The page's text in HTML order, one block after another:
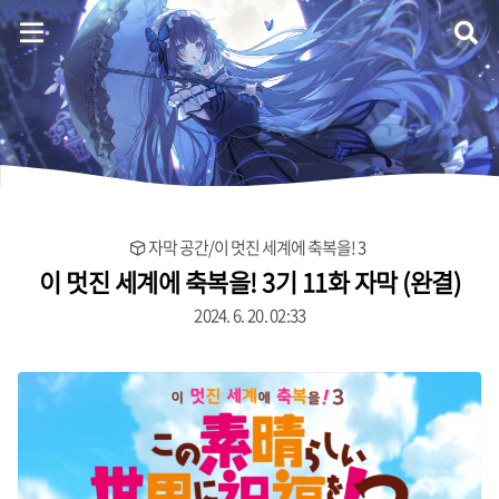
Eternal Melodia
음악 플레이어
방명록
자막 공간/이 멋진 세계에 축복을! 3
이 멋진 세계에 축복을! 3기 11화 자막 (완결)
2024. 6. 20. 02:33